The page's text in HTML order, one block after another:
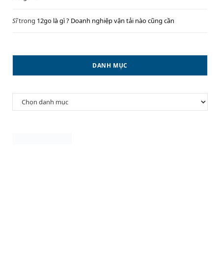
Sĩtrong 12go là gì ? Doanh nghiệp vận tải nào cũng cần
DANH MỤC
Danh
mục